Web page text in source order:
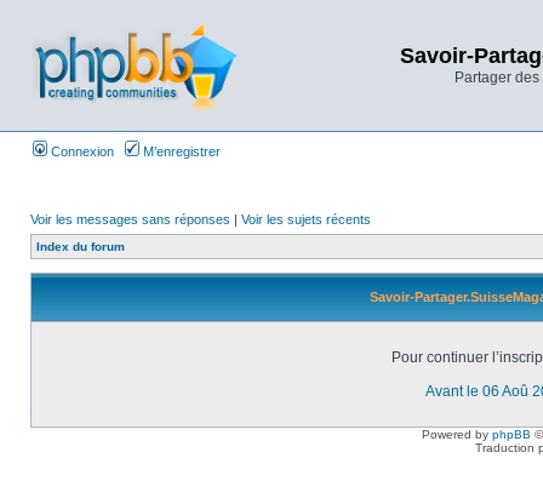
Savoir-
Partager
Connexion M’enregistrer
Voir les messages sans réponses | Voir les sujets récents
Index du forum
Savoir-
Pour continuer
Avant le 06 Aoû
Powered by phpBB
Traduction